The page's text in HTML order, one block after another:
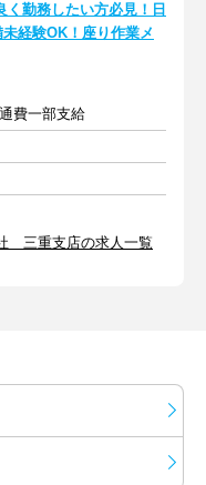
く勤務したい方必見！日
経験OK！座り作業メ
費一部支給
三重支店の求人一覧